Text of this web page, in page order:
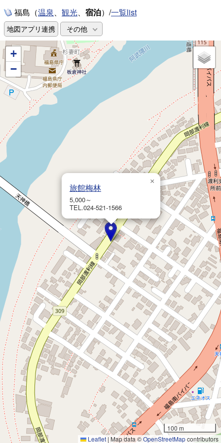
福島（温泉 、 観光、 宿泊）/一覧list
地図アプリ連携 その他
旅館梅林
5,000～
TEL.024-521-1566
×
+
−
100 m
Leaflet | Map data ©OpenStreetMapcontributors